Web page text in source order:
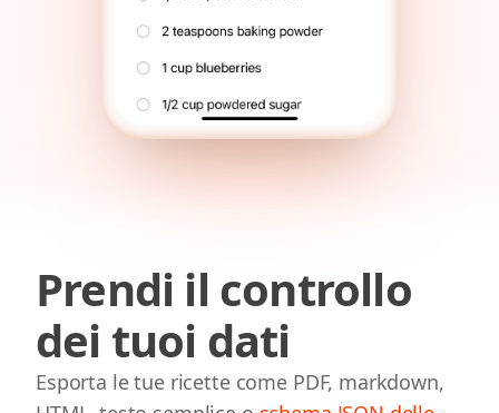
Prendi il controllo
dei tuoi dati
Esporta le tue ricette come PDF, markdown,